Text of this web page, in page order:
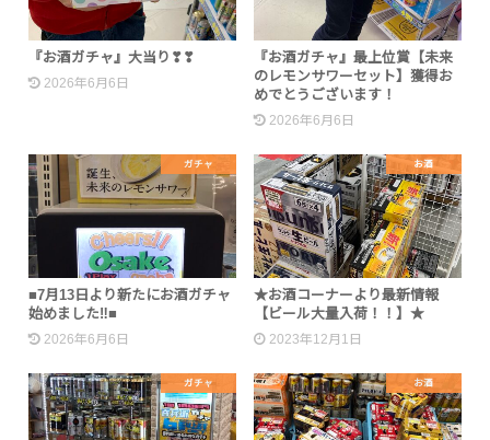
『お酒ガチャ』大当り❣❣
2026年6月6日
『お酒ガチャ』最上位賞【未来
のレモンサワーセット】獲得お
めでとうございます！
2026年6月6日
ガチャ
■7月13日より新たにお酒ガチャ
始めました‼■
2026年6月6日
お酒
★お酒コーナーより最新情報
【ビール大量入荷！！】★
2023年12月1日
ガチャ お酒